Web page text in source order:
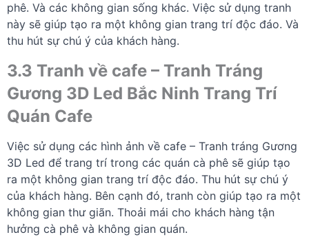
phê. Và các không gian sống khác. Việc sử dụng tranh
này sẽ giúp tạo ra một không gian trang trí độc đáo. Và
thu hút sự chú ý của khách hàng.
3.3 Tranh về cafe – Tranh Tráng
Gương 3D Led Bắc Ninh Trang Trí
Quán Cafe
Việc sử dụng các hình ảnh về cafe – Tranh tráng Gương
3D Led để trang trí trong các quán cà phê sẽ giúp tạo
ra một không gian trang trí độc đáo. Thu hút sự chú ý
của khách hàng. Bên cạnh đó, tranh còn giúp tạo ra một
không gian thư giãn. Thoải mái cho khách hàng tận
hưởng cà phê và không gian quán.